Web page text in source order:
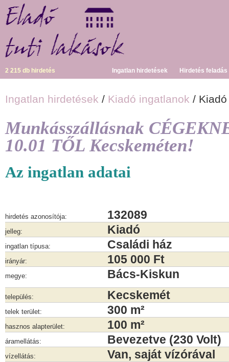
2 215 db hirdetés Ingatlan hirdetések Hirdetés feladás
Ingatlan hirdetések / Kiadó ingatlanok /
Munkásszállásnak
10.01 TŐL Kecskeméten!
Az ingatlan adatai
hirdetés azonosítója: 132089
jelleg: Kiadó
ingatlan típusa: Családi ház
irányár: 105 000 Ft
megye: Bács-Kiskun
település: Kecskemét
telek terület: 300 m²
hasznos alapterület: 100 m²
áramellátás: Bevezetve (230 Volt)
vízellátás: Van, saját vízórával